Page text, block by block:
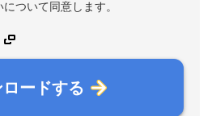
ついて同意します。
ードする